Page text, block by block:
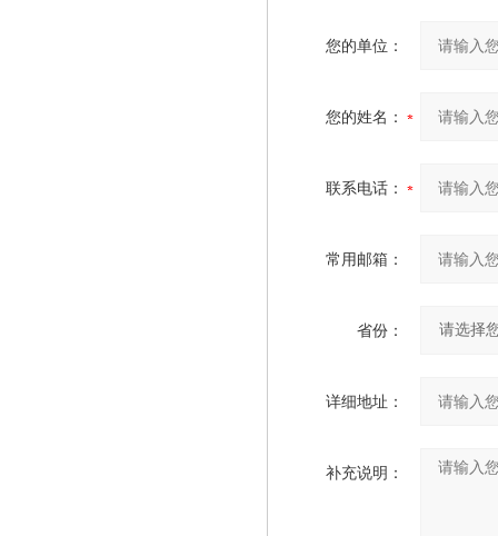
您的单位：
您的姓名：
联系电话：
常用邮箱：
省份：
详细地址：
补充说明：